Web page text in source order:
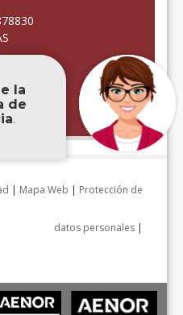
| Mapa Web | Protección de
datos personales |